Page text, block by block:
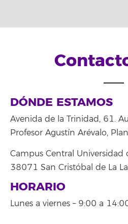
DÓNDE ESTAMOS
Avenida de la Trinidad, 61.
Profesor Agustín Arévalo,
Campus Central Universidad
38071 San Cristóbal de La
HORARIO
Lunes a viernes – 9:00 a